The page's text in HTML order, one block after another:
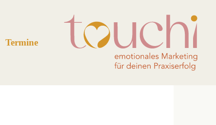
Termine